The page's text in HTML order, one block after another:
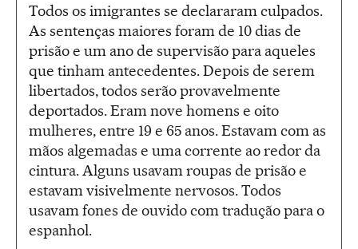
Todos os imigrantes se declararam culpados.
As sentenças maiores foram de 10 dias de
prisão e um ano de supervisão para aqueles
que tinham antecedentes. Depois de serem
libertados, todos serão provavelmente
deportados. Eram nove homens e oito
mulheres, entre 19 e 65 anos. Estavam com as
mãos algemadas e uma corrente ao redor da
cintura. Alguns usavam roupas de prisão e
estavam visivelmente nervosos. Todos
usavam fones de ouvido com tradução para o
espanhol.